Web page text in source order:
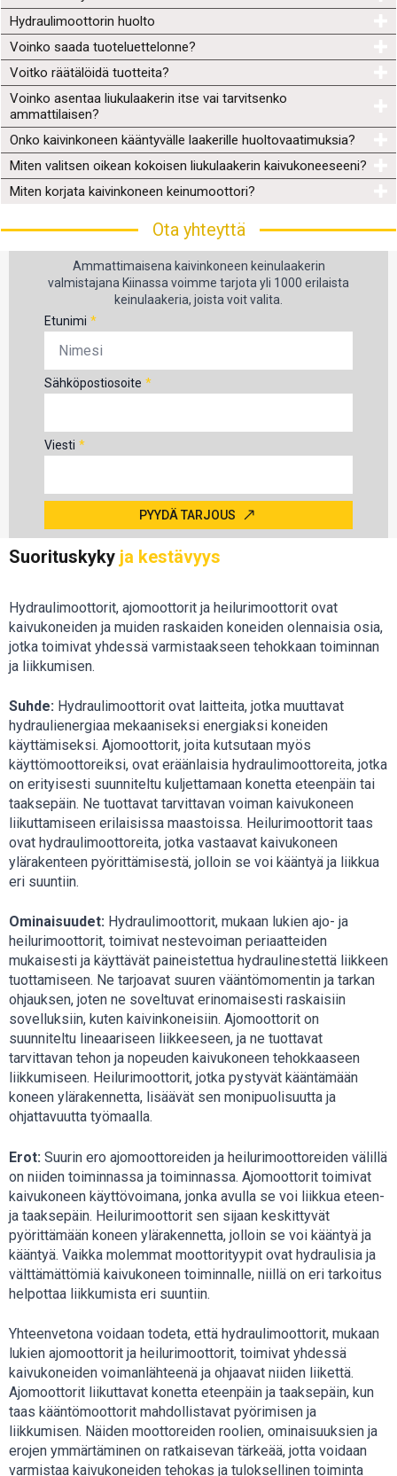
Hydraulimoottorin huolto
Voinko saada tuoteluettelonne?
Voitko räätälöidä tuotteita?
Voinko asentaa liukulaakerin itse vai tarvitsenko
ammattilaisen?
Onko kaivinkoneen kääntyvälle laakerille huoltovaatimuksia?
Miten valitsen oikean kokoisen liukulaakerin kaivukoneeseeni?
Miten korjata kaivinkoneen keinumoottori?
Ota yhteyttä
Ammattimaisena kaivinkoneen keinulaakerin
valmistajana Kiinassa voimme tarjota yli 1000 erilaista
keinulaakeria, joista voit valita.
Etunimi *
Sähköpostiosoite *
Viesti *
PYYDÄ TARJOUS
Suorituskyky ja kestävyys
Hydraulimoottorit, ajomoottorit ja heilurimoottorit ovat
kaivukoneiden ja muiden raskaiden koneiden olennaisia osia,
jotka toimivat yhdessä varmistaakseen tehokkaan toiminnan
ja liikkumisen.
Suhde: Hydraulimoottorit ovat laitteita, jotka muuttavat
hydraulienergiaa mekaaniseksi energiaksi koneiden
käyttämiseksi. Ajomoottorit, joita kutsutaan myös
käyttömoottoreiksi, ovat eräänlaisia hydraulimoottoreita, jotka
on erityisesti suunniteltu kuljettamaan konetta eteenpäin tai
taaksepäin. Ne tuottavat tarvittavan voiman kaivukoneen
liikuttamiseen erilaisissa maastoissa. Heilurimoottorit taas
ovat hydraulimoottoreita, jotka vastaavat kaivukoneen
ylärakenteen pyörittämisestä, jolloin se voi kääntyä ja liikkua
eri suuntiin.
Ominaisuudet: Hydraulimoottorit, mukaan lukien ajo- ja
heilurimoottorit, toimivat nestevoiman periaatteiden
mukaisesti ja käyttävät paineistettua hydraulinestettä liikkeen
tuottamiseen. Ne tarjoavat suuren vääntömomentin ja tarkan
ohjauksen, joten ne soveltuvat erinomaisesti raskaisiin
sovelluksiin, kuten kaivinkoneisiin. Ajomoottorit on
suunniteltu lineaariseen liikkeeseen, ja ne tuottavat
tarvittavan tehon ja nopeuden kaivukoneen tehokkaaseen
liikkumiseen. Heilurimoottorit, jotka pystyvät kääntämään
koneen ylärakennetta, lisäävät sen monipuolisuutta ja
ohjattavuutta työmaalla.
Erot: Suurin ero ajomoottoreiden ja heilurimoottoreiden välillä
on niiden toiminnassa ja toiminnassa. Ajomoottorit toimivat
kaivukoneen käyttövoimana, jonka avulla se voi liikkua eteen-
ja taaksepäin. Heilurimoottorit sen sijaan keskittyvät
pyörittämään koneen ylärakennetta, jolloin se voi kääntyä ja
kääntyä. Vaikka molemmat moottorityypit ovat hydraulisia ja
välttämättömiä kaivukoneen toiminnalle, niillä on eri tarkoitus
helpottaa liikkumista eri suuntiin.
Yhteenvetona voidaan todeta, että hydraulimoottorit, mukaan
lukien ajomoottorit ja heilurimoottorit, toimivat yhdessä
kaivukoneiden voimanlähteenä ja ohjaavat niiden liikettä.
Ajomoottorit liikuttavat konetta eteenpäin ja taaksepäin, kun
taas kääntömoottorit mahdollistavat pyörimisen ja
liikkumisen. Näiden moottoreiden roolien, ominaisuuksien ja
erojen ymmärtäminen on ratkaisevan tärkeää, jotta voidaan
varmistaa kaivukoneiden tehokas ja tuloksellinen toiminta